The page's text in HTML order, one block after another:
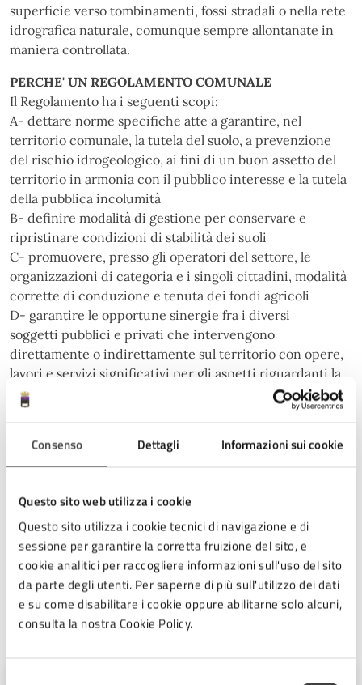
Consenso Dettagli Informazioni sui cookie
Questo sito web utilizza i cookie
Questo sito utilizza i cookie tecnici di navigazione e di
sessione per garantire la corretta fruizione del sito, e
cookie analitici per raccogliere informazioni sull'uso del sito
da parte degli utenti. Per saperne di più sull'utilizzo dei dati
e su come disabilitare i cookie oppure abilitarne solo alcuni,
consulta la nostra Cookie Policy.
superficie verso tombinamenti, fossi stradali o nella rete
idrografica naturale, comunque sempre allontanate in
maniera controllata.
PERCHE' UN REGOLAMENTO COMUNALE
Il Regolamento ha i seguenti scopi:
A- dettare norme specifiche atte a garantire, nel
territorio comunale, la tutela del suolo, a prevenzione
del rischio idrogeologico, ai fini di un buon assetto del
territorio in armonia con il pubblico interesse e la tutela
della pubblica incolumità
B- definire modalità di gestione per conservare e
ripristinare condizioni di stabilità dei suoli
C- promuovere, presso gli operatori del settore, le
organizzazioni di categoria e i singoli cittadini, modalità
corrette di conduzione e tenuta dei fondi agricoli
D- garantire le opportune sinergie fra i diversi
soggetti pubblici e privati che intervengono
direttamente o indirettamente sul territorio con opere,
lavori e servizi significativi per gli aspetti riguardanti la
prevenzione dei fenomeni di dissesto
e scaricare i testi integrali del regolamento, della
delibera di approvazione ed una sintesi tecnica.
Documento
Regolamento rischio idrogeologico (PDF)
Ufficio responsabile